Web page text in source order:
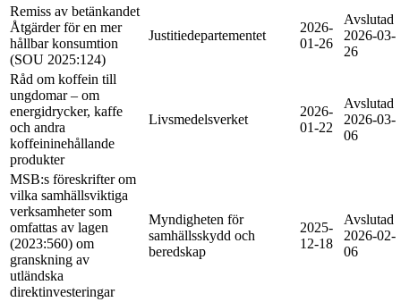
Remiss av betänkandet
Åtgärder för en mer
hållbar konsumtion
(SOU 2025:124)
Justitiedepartementet
2026-
01-26
Avslutad
2026-03-
26
Råd om koffein till
ungdomar – om
energidrycker, kaffe
och andra
koffeininehållande
produkter
Livsmedelsverket
2026-
01-22
Avslutad
2026-03-
06
MSB:s föreskrifter om
vilka samhällsviktiga
verksamheter som
omfattas av lagen
(2023:560) om
granskning av
utländska
direktinvesteringar
Myndigheten för
samhällsskydd och
beredskap
2025-
12-18
Avslutad
2026-02-
06